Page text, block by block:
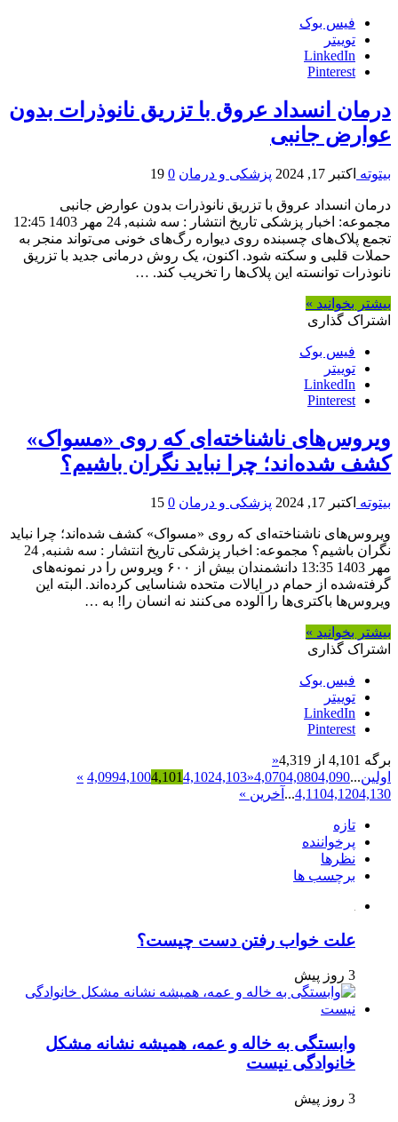
فیس بوک
توییتر
LinkedIn
Pinterest
درمان انسداد عروق با تزریق نانوذرات بدون
عوارض جانبی
بیتوته اکتبر 17, 2024 پزشکی و درمان 0
19
درمان انسداد عروق با تزریق نانوذرات بدون عوارض جانبی
مجموعه: اخبار پزشکی تاریخ انتشار : سه شنبه, 24 مهر 1403 12:45
تجمع پلاک‌های چسبنده روی دیواره رگ‌های خونی می‌تواند منجر به
حملات قلبی و سکته شود. اکنون، یک روش درمانی جدید با تزریق
نانوذرات توانسته این پلاک‌ها را تخریب کند. …
بیشتر بخوانید »
اشتراک گذاری
فیس بوک
توییتر
LinkedIn
Pinterest
ویروس‌های ناشناخته‌ای که روی «مسواک»
کشف شده‌اند؛ چرا نباید نگران باشیم؟
بیتوته اکتبر 17, 2024 پزشکی و درمان 0
15
ویروس‌های ناشناخته‌ای که روی «مسواک» کشف شده‌اند؛ چرا نباید
نگران باشیم؟ مجموعه: اخبار پزشکی تاریخ انتشار : سه شنبه, 24
مهر 1403 13:35 دانشمندان بیش از ۶۰۰ ویروس را در نمونه‌های
گرفته‌شده از حمام در ایالات متحده شناسایی کرده‌اند. البته این
ویروس‌ها باکتری‌ها را آلوده می‌کنند نه انسان را! به …
بیشتر بخوانید »
اشتراک گذاری
فیس بوک
توییتر
LinkedIn
Pinterest
برگه 4,101 از 4,319
«
اولین...
4,0704,0804,090
«
4,0994,1004,1014,1024,103
»
4,1104,1204,130
... آخرین »
تازه
پرخواننده
نظرها
برچسب ها
علت خواب رفتن دست چیست؟
3 روز پیش
وابستگی به خاله و عمه، همیشه نشانه مشکل
خانوادگی نیست
3 روز پیش